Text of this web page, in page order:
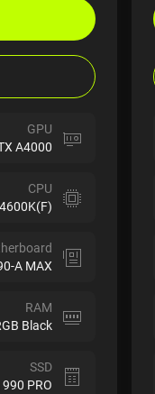
GPU
A4000
CPU
A MAX
RAM
Black
SSD
PRO